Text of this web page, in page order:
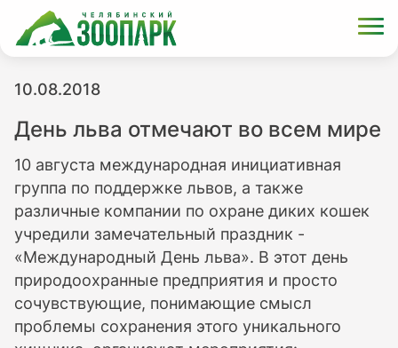
10.08.2018
День льва отмечают во всем мире
10 августа международная инициативная
группа по поддержке львов, а также
различные компании по охране диких кошек
учредили замечательный праздник -
«Международный День льва». В этот день
природоохранные предприятия и просто
сочувствующие, понимающие смысл
проблемы сохранения этого уникального